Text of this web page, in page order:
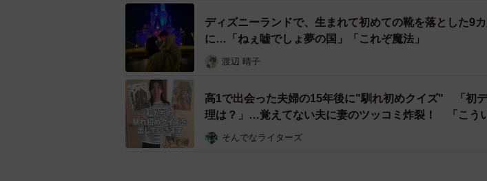
ディズニーランドに行く目的のひとつがペースト加工をしてもらうこと
な大成功でした。とてもうれしかったです。
ーー投稿に大きな反響がありました。
ディズニーランドのこういったバリアフリーな取り組みについて、好意
さる方が多くてうれしかったです。
ディズニーランドで、生まれて初めての靴を落とした9
に…「ねぇ嘘でしょ夢の国」「これぞ魔法」
渡辺 晴子
高1で出会った夫婦の15年後に"馴れ初めクイズ" 「初
理は？」…覚えてない夫に妻のツッコミ炸裂！ 「こう
反響
そんでなライターズ